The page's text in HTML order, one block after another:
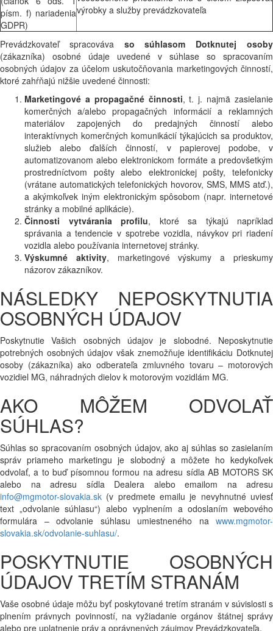
písm. f) nariadenia
GDPR)
výrobky a služby prevádzkovateľa
Prevádzkovateľ spracováva so súhlasom Dotknutej osoby
(zákazníka) osobné údaje uvedené v súhlase so spracovaním
osobných údajov za účelom uskutočňovania marketingových činností,
ktoré zahŕňajú nižšie uvedené činnosti:
Marketingové a propagačné činnosti, t. j. najmä zasielanie
komerčných a/alebo propagačných informácií a reklamných
materiálov zapojených do predajných činností alebo
interaktívnych komerčných komunikácií týkajúcich sa produktov,
služieb alebo ďalších činností, v papierovej podobe, v
automatizovanom alebo elektronickom formáte a predovšetkým
prostredníctvom pošty alebo elektronickej pošty, telefonicky
(vrátane automatických telefonických hovorov, SMS, MMS atď.),
a akýmkoľvek iným elektronickým spôsobom (napr. internetové
stránky a mobilné aplikácie).
Činnosti vytvárania profilu, ktoré sa týkajú napríklad
správania a tendencie v spotrebe vozidla, návykov pri riadení
vozidla alebo používania internetovej stránky.
Výskumné aktivity, marketingové výskumy a prieskumy
názorov zákazníkov.
NÁSLEDKY NEPOSKYTNUTIA
OSOBNÝCH ÚDAJOV
Poskytnutie Vašich osobných údajov je slobodné. Neposkytnutie
potrebných osobných údajov však znemožňuje identifikáciu Dotknutej
osoby (zákazníka) ako odberateľa zmluvného tovaru – motorových
vozidiel MG, náhradných dielov k motorovým vozidlám MG.
AKO MÔŽEM ODVOLAŤ
SÚHLAS?
Súhlas so spracovaním osobných údajov, ako aj súhlas so zasielaním
správ priameho marketingu je slobodný a môžete ho kedykoľvek
odvolať, a to buď písomnou formou na adresu sídla AB MOTORS SK
alebo na adresu sídla Dealera alebo emailom na adresu
info@mgmotor-slovakia.sk (v predmete emailu je nevyhnutné uviesť
text „odvolanie súhlasu“) alebo vyplnením a odoslaním webového
formulára – odvolanie súhlasu umiestneného na www.mgmotor-
slovakia.sk/odvolanie-suhlasu/.
POSKYTNUTIE OSOBNÝCH
ÚDAJOV TRETÍM STRANÁM
Vaše osobné údaje môžu byť poskytované tretím stranám v súvislosti s
plnením právnych povinností, na vyžiadanie orgánov štátnej správy
alebo pre uplatnenie práv a oprávnených záujmov Prevádzkovateľa.